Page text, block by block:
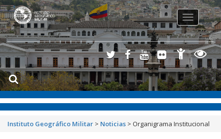
Toggle
navigation
Instituto Geográfico Militar > Noticias > Organigrama Institucional